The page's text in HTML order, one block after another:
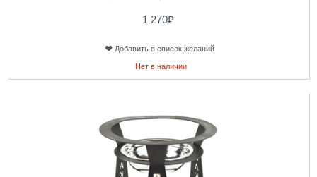
1 270₽
Добавить в список желаний
Нет в наличии